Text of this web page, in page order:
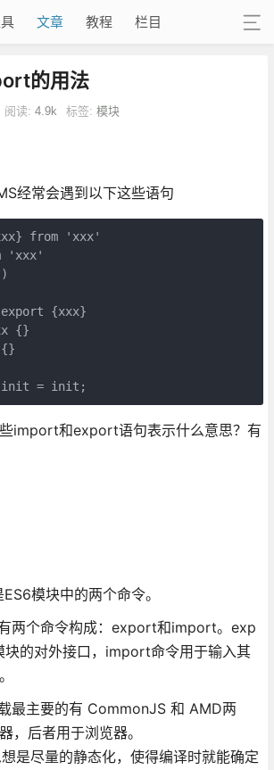
文章 教程 栏目
的用法
阅读: 4.9k 标签: 模块
经常会遇到以下这些语句
from 'xxx'
'xxx'
{xxx}
{}
{}
= init;
import和export语句表示什么意思？有
模块中的两个命令。
两个命令构成：export和import。exp
的对外接口，import命令用于输入其
最主要的有 CommonJS 和 AMD两
，后者用于浏览器。
是尽量的静态化，使得编译时就能确定